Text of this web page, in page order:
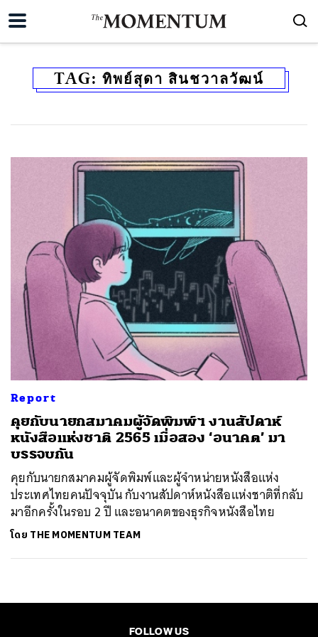
TAG: ทิพย์สุดา สินชวาลวัฒน์
Report
คุยกับนายกสมาคมผู้จัดพิมพ์ฯ งานสัปดาห์
หนังสือแห่งชาติ 2565 เมื่อสอง ‘อนาคต’ มา
บรรจบกัน
คุยกับนายกสมาคมผู้จัดพิมพ์และผู้จำหน่ายหนังสือแห่ง
ประเทศไทยคนปัจจุบัน กับงานสัปดาห์หนังสือแห่งชาติที่กลับ
มาอีกครั้งในรอบ 2 ปี และอนาคตของธุรกิจหนังสือไทย
โดย THE MOMENTUM TEAM
FOLLOW US
ค้นหา
SHARE TWEET LINE EMAIL